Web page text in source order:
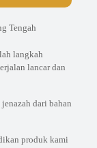
langkah
lancar dan
dari bahan
produk kami